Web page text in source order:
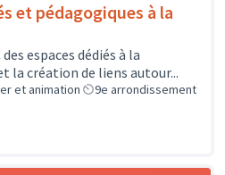
et pédagogiques à la
espaces dédiés à la
la création de liens autour...
et animation
9e arrondissement